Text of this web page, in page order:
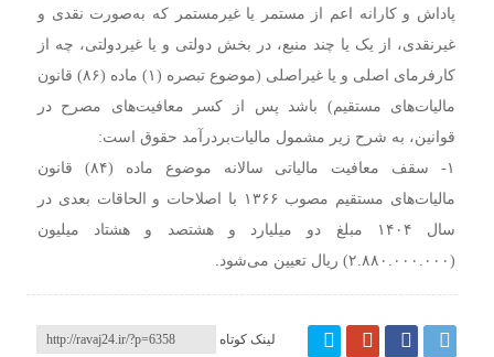
پاداش و کارانه اعم از مستمر یا غیرمستمر که ‌به‌صورت نقدی و
غیرنقدی، از یک یا چند منبع، در بخش دولتی و یا ‌غیردولتی، چه از
کارفرمای اصلی و یا غیراصلی (موضوع تبصره (۱) ماده (۸۶) قانون
مالیات‌های مستقیم) باشد پس از کسر معافیت‌های مصرح در
قوانین، به شرح زیر مشمول مالیات‌بردرآمد حقوق است:
۱- سقف معافیت مالیاتی سالانه موضوع ماده (۸۴) قانون
مالیات‌های مستقیم مصوب ۱۳۶۶ با اصلاحات و الحاقات بعدی در
سال ۱۴۰۴ مبلغ دو میلیارد و هشتصد و هشتاد میلیون
(۲.۸۸۰.۰۰۰.۰۰۰) ریال تعیین می‌شود.
لینک کوتاه